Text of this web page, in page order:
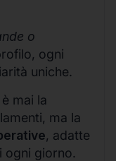
o
ogni
uniche.
mai la
ma la
, adatte
ogni giorno.